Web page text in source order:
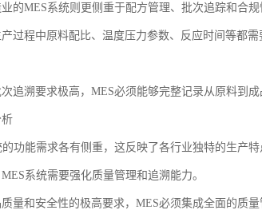
的MES系统则更侧重于配方管理、批次追踪和合规
过程中原料配比、温度压力参数、反应时间等都
追溯要求极高，MES必须能够完整记录从原料到
功能需求各有侧重，这反映了各行业独特的生产特
系统需要强化质量管理和追溯能力。
量和安全性的极高要求，MES必须集成全面的质